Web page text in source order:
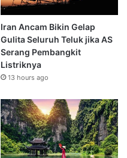
Iran Ancam Bikin Gelap
Gulita Seluruh Teluk jika AS
Serang Pembangkit
Listriknya
13 hours ago